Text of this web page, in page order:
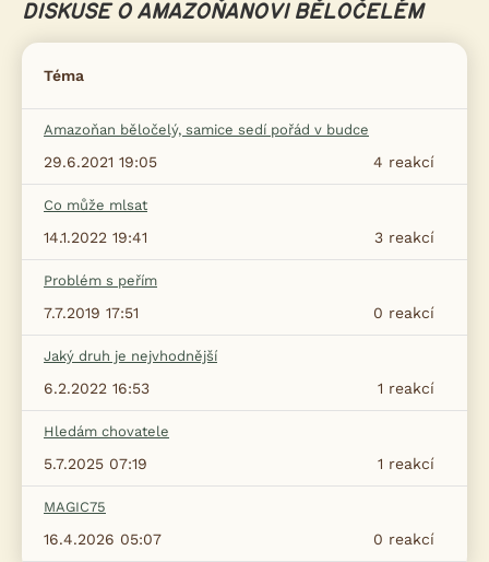
DISKUSE O AMAZOŇANOVI BĚLOČELÉM
Téma
Amazoňan běločelý, samice sedí pořád v budce
4 reakcí
29.6.2021 19:05
Co může mlsat
3 reakcí
14.1.2022 19:41
Problém s peřím
0 reakcí
7.7.2019 17:51
Jaký druh je nejvhodnější
1 reakcí
6.2.2022 16:53
Hledám chovatele
1 reakcí
5.7.2025 07:19
MAGIC75
0 reakcí
16.4.2026 05:07